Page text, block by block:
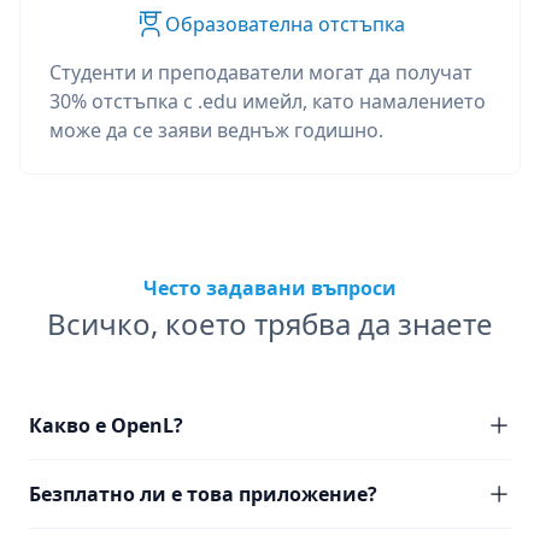
Образователна отстъпка
Студенти и преподаватели могат да получат
30% отстъпка с .edu имейл, като намалението
може да се заяви веднъж годишно.
Често задавани въпроси
Всичко, което трябва да знаете
Какво е OpenL?
Безплатно ли е това приложение?